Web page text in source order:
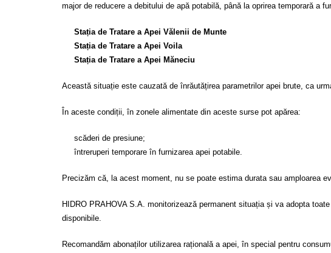
major de reducere a debitului de apă potabilă, până la oprirea temporară a
Stația de Tratare a Apei Vălenii de Munte
Stația de Tratare a Apei Voila
Stația de Tratare a Apei Măneciu
Această situație este cauzată de înrăutățirea parametrilor apei brute, ca
În aceste condiții, în zonele alimentate din aceste surse pot apărea:
scăderi de presiune;
întreruperi temporare în furnizarea apei potabile.
Precizăm că, la acest moment, nu se poate estima durata sau amploarea
HIDRO PRAHOVA S.A. monitorizează permanent situația și va adopta
disponibile.
Recomandăm abonaților utilizarea rațională a apei, în special pentru